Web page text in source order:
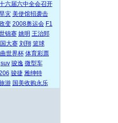
六届六中全会召开
灾 美使馆招袭击
变 2008奥运会 F1
锦赛 姚明 王治郅
大赛 刘翔 篮球
世界杯 体育彩票
suv 骏逸 微型车
骏捷 雅绅特
游 国美收购永乐